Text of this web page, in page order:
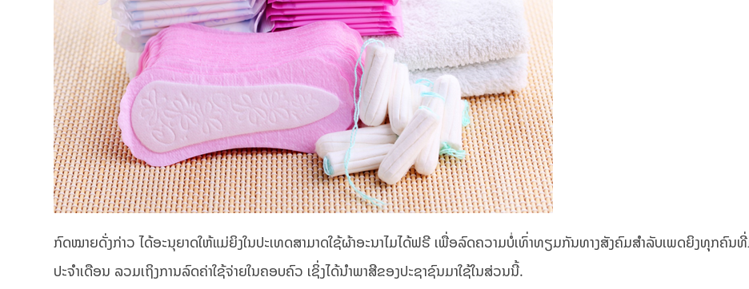
ກົດໝາຍດັ່ງກ່າວ ໄດ້ອະນຸຍາດໃຫ້ແມ່ຍິງໃນປະເທດສາມາດໃຊ້ຜ້າອະນາໄມໄດ້ຟຣີ ເພື່ອລົດຄວາມບໍ່ເທົ່າທຽມກັນທາງສັງຄົມສຳລັບເພດຍິງທຸຸກຄົນ
ປະຈຳເດືອນ ລວມເຖິງການລົດຄ່າໃຊ້ຈ່າຍໃນຄອບຄົວ ເຊິ່ງໄດ້ນຳພາສີຂອງປະຊາຊົນມາໃຊ້ໃນສ່ວນນີ້.